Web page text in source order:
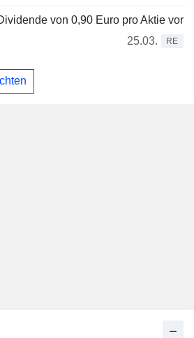
von 0,90 Euro pro Aktie vor
25.03.
RE